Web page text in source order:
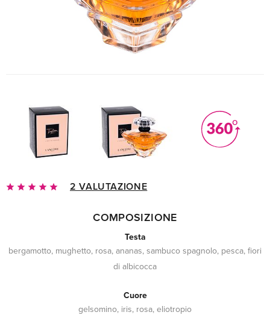
2 VALUTAZIONE
COMPOSIZIONE
Testa
bergamotto, mughetto, rosa, ananas, sambuco spagnolo, pesca, fiori
di albicocca
Cuore
gelsomino, iris, rosa, eliotropio